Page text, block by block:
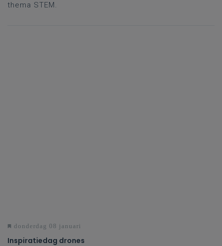
thema STEM.
donderdag 08 januari
Inspiratiedag drones